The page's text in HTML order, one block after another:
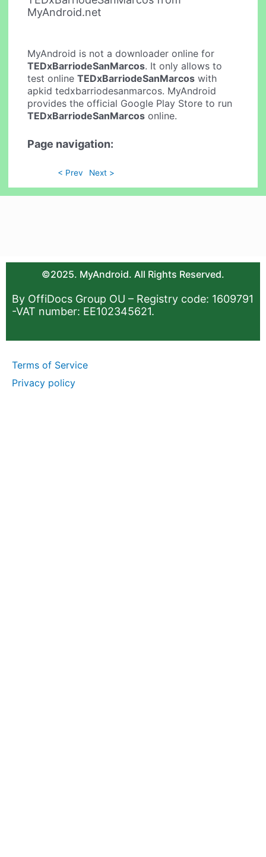
MyAndroid.net
MyAndroid is not a downloader online for
TEDxBarriodeSanMarcos. It only allows to
test onlineTEDxBarriodeSanMarcos with
apkid tedxbarriodesanmarcos. MyAndroid
provides the official Google Play Store to run
TEDxBarriodeSanMarcos online.
Page navigation:
< Prev Next >
©2025. MyAndroid. All Rights Reserved.
By OffiDocs Group OU – Registry code: 1609791
-VAT number: EE102345621.
Terms of Service
Privacy policy